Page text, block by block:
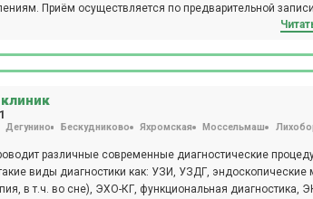
Приём осуществляется по предварительной
Дегунино Бескудниково Яхромская Моссельмаш
различные современные диагностические
виды диагностики как: УЗИ, УЗДГ, эндоскопические
в т.ч. во сне), ЭХО-КГ, функциональная диагностика,